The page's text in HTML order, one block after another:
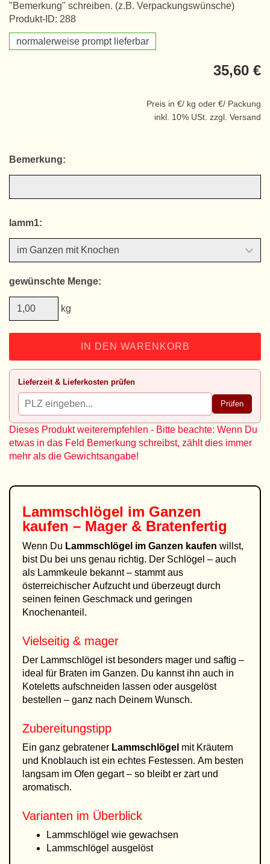
"Bemerkung" schreiben. (z.B. Verpackungswünsche)
Produkt-ID: 288
normalerweise prompt lieferbar
35,60 €
Preis in €/ kg oder €/ Packung
inkl. 10% USt. zzgl. Versand
Bemerkung:
lamm1:
gewünschte Menge:
kg
IN DEN WARENKORB
Lieferzeit & Lieferkosten prüfen
Prüfen
Dieses Produkt weiterempfehlen - Bitte beachte: Wenn Du
etwas in das Feld Bemerkung schreibst, zählt dies immer
mehr als die Gewichtsangabe!
Lammschlögel im Ganzen
kaufen – Mager & Bratenfertig
Wenn Du Lammschlögel im Ganzen kaufen willst,
bist Du bei uns genau richtig. Der Schlögel – auch
als Lammkeule bekannt – stammt aus
österreichischer Aufzucht und überzeugt durch
seinen feinen Geschmack und geringen
Knochenanteil.
Vielseitig & mager
Der Lammschlögel ist besonders mager und saftig –
ideal für Braten im Ganzen. Du kannst ihn auch in
Koteletts aufschneiden lassen oder ausgelöst
bestellen – ganz nach Deinem Wunsch.
Zubereitungstipp
Ein ganz gebratener Lammschlögel mit Kräutern
und Knoblauch ist ein echtes Festessen. Am besten
langsam im Ofen gegart – so bleibt er zart und
aromatisch.
Varianten im Überblick
Lammschlögel wie gewachsen
Lammschlögel ausgelöst